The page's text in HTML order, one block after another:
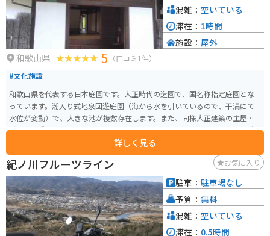
和歌山県 5 （口コミ1件）
#文化施設
和歌山県を代表する日本庭園です。大正時代の造園で、国名称指定庭園とな
っています。潮入り式地泉回遊庭園（海から水を引いているので、干満にて
水位が変動）で、大きな池が複数存在します。また、同様大正建築の主屋と
浜座敷は重要文化財です。（別途入場料必要） 明るく開けた日本庭園で、自
然にあふれています。海に隣接ですので、潮風も存分に感じることができま
す。大正建築の重要文化財には、明治から大正を代表する要人（東郷平八
郎、桂太郎、他）の書による扁額を見ることができます。
詳しく見る
混雑： 空いている
滞在： 1時間
施設： 屋外
紀ノ川フルーツライン お気に入り
駐車： 駐車場なし
予算： 無料
混雑： 空いている
滞在： 0.5時間